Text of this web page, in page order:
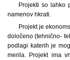
Projekti so lahko
namenov hkrati.
Projekt je
določeno (tehnično-
podlagi katerih je
merila. Projekt ima